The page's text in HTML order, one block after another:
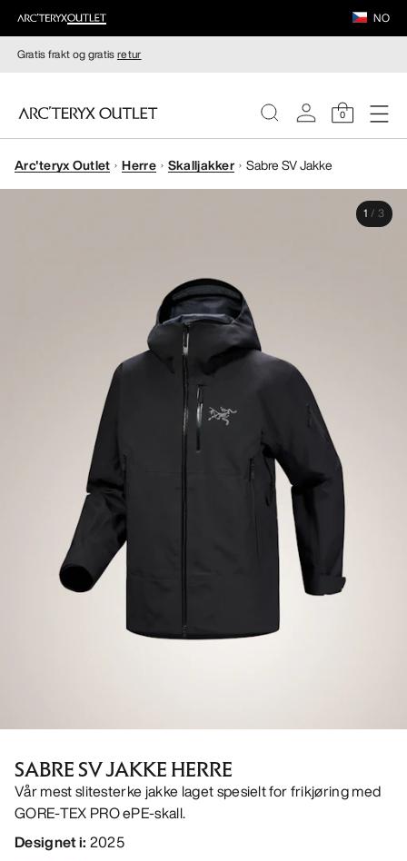
NO
Gratis frakt og gratisretur
0
DAMER
Arc'teryx Outlet Herre Skalljakker Sabre SV Jakke
1 / 3
SABRE SV JAKKE HERRE
Vår mest slitesterke jakke laget spesielt for frikjøring med
GORE-TEX PRO ePE-skall.
Designet i: 2025